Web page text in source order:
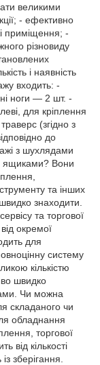
великими
- ефективно
приміщення; -
різновиду
і наявність
входить: -
ноги — 2 шт. -
для кріплення
(згідно з
до
з шухлядами
ящиками? Вони
та інших
знаходити.
та торгової
окремої
для
систему
кількістю
швидко
Чи можна
складаного чи
обладнання
торгової
від кількості
зберігання.